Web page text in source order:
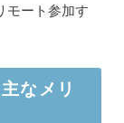
モート参加す
なメリ